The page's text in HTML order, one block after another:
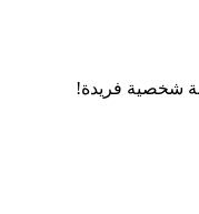
شخصية فريدة!